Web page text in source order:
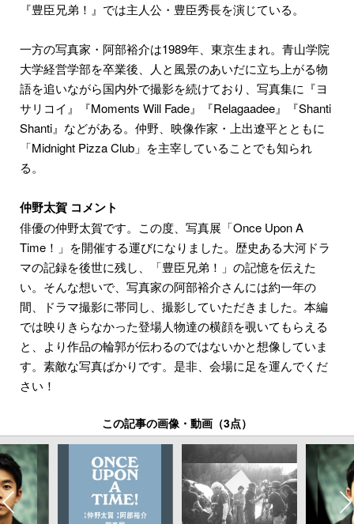
『豊臣兄弟！』では主人公・豊臣秀長を演じている。
一方の写真家・阿部裕介は1989年、東京生まれ。青山学院
大学経営学部を卒業後、人と風景のあいだに立ち上がる物
語を追いながら国内外で撮影を続けており、写真集に『ヨ
サリコイ』『Moments Will Fade』『Relagaadee』『Shanti
Shanti』などがある。仲野、映像作家・上出遼平とともに
「Midnight Pizza Club」を主宰していることでも知られ
る。
仲野太賀 コメント
俳優の仲野太賀です。この度、写真展「Once Upon A
Time！」を開催する運びになりました。歴史ある大河ドラ
マの記録を後世に残し、「豊臣兄弟！」の記憶を伝えた
い。そんな想いで、写真家の阿部裕介さんには約一年の
間、ドラマ撮影に帯同し、撮影していただきました。本編
では映りきらなかった登場人物達の横顔を覗いてもらえる
と、より作品の輪郭が伝わるのではないかと想像していま
す。素敵な写真ばかりです。是非、会場に足を運んでくだ
さい！
この記事の画像・動画（3点）